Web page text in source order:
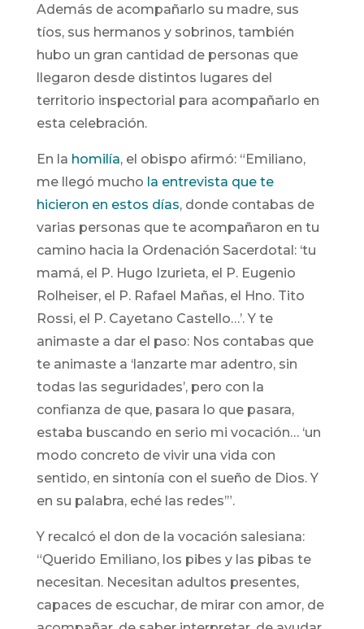
Además de acompañarlo su madre, sus
tíos, sus hermanos y sobrinos, también
hubo un gran cantidad de personas que
llegaron desde distintos lugares del
territorio inspectorial para acompañarlo en
esta celebración.
En la homilía, el obispo afirmó: “Emiliano,
me llegó mucho la entrevista que te
hicieron en estos días, donde contabas de
varias personas que te acompañaron en tu
camino hacia la Ordenación Sacerdotal: ‘tu
mamá, el P. Hugo Izurieta, el P. Eugenio
Rolheiser, el P. Rafael Mañas, el Hno. Tito
Rossi, el P. Cayetano Castello…’. Y te
animaste a dar el paso: Nos contabas que
te animaste a ‘lanzarte mar adentro, sin
todas las seguridades’, pero con la
confianza de que, pasara lo que pasara,
estaba buscando en serio mi vocación… ‘un
modo concreto de vivir una vida con
sentido, en sintonía con el sueño de Dios. Y
en su palabra, eché las redes’”.
Y recalcó el don de la vocación salesiana:
“Querido Emiliano, los pibes y las pibas te
necesitan. Necesitan adultos presentes,
capaces de escuchar, de mirar con amor, de